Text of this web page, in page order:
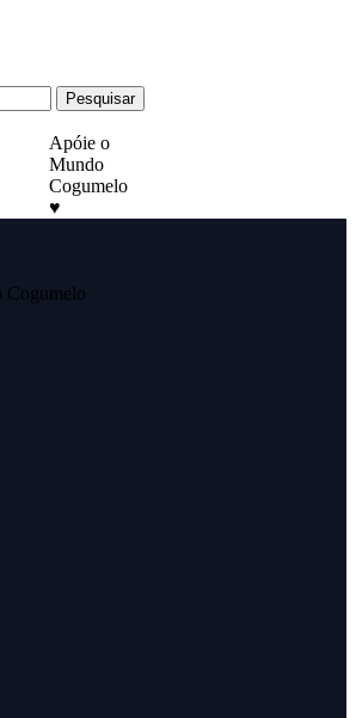
Apóie o
Mundo
Cogumelo
♥
Cogumelo